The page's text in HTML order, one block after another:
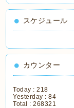
スケジュール
カウンター
Today :218
Yesterday :84
Total :268321